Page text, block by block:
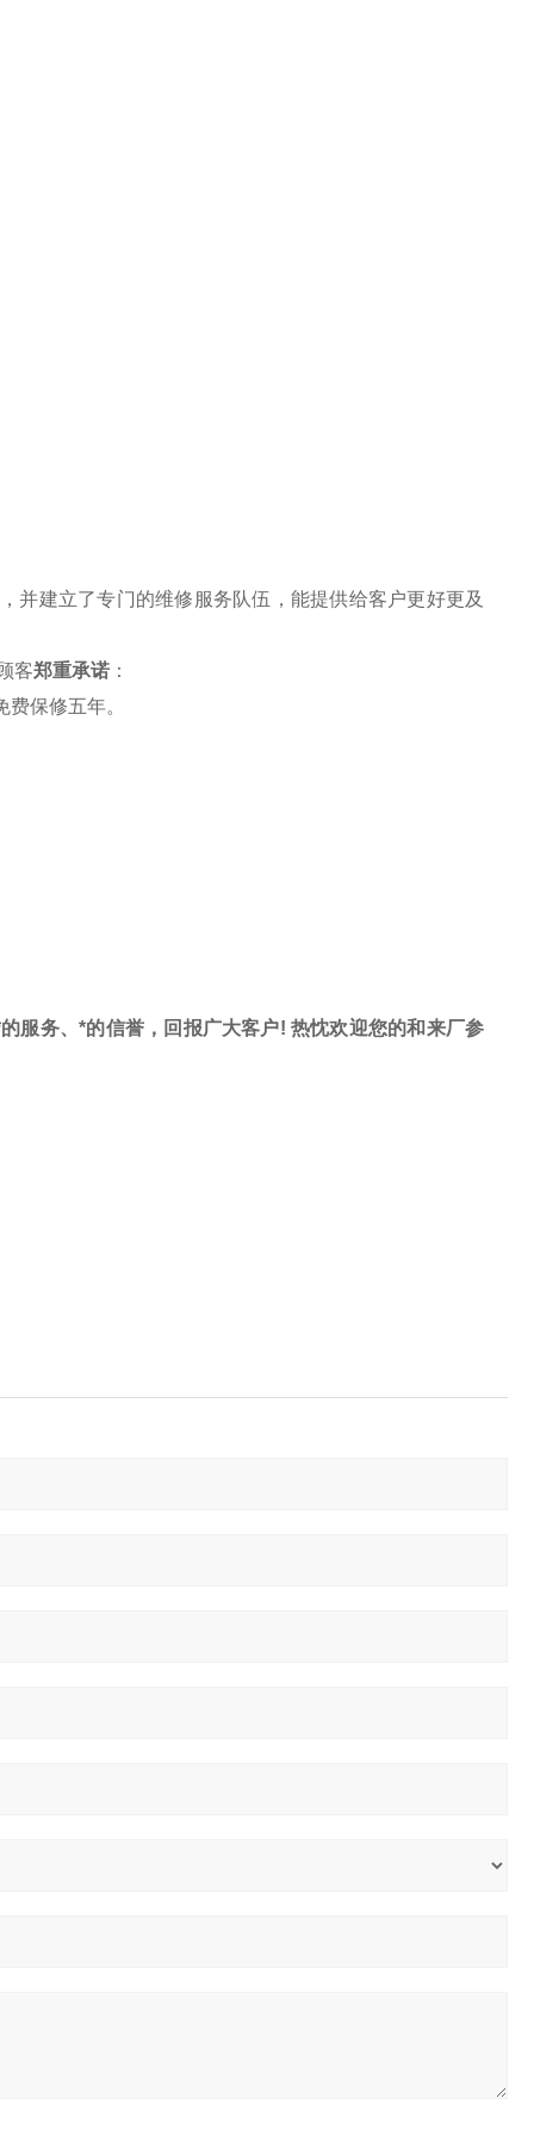
并建立了专门的维修服务队伍，能提供给客户更好更及
客郑重承诺 ：
保修五年。
服务、*的信誉，回报广大客户! 热忱欢迎您的和来厂参